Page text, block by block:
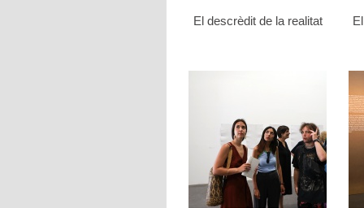
El descrèdit de la realitat